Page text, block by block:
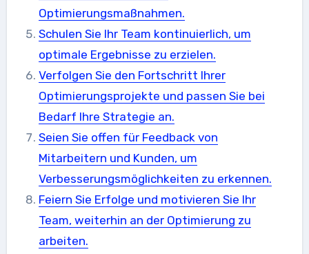
Optimierungsmaßnahmen.
Schulen Sie Ihr Team kontinuierlich, um
optimale Ergebnisse zu erzielen.
Verfolgen Sie den Fortschritt Ihrer
Optimierungsprojekte und passen Sie bei
Bedarf Ihre Strategie an.
Seien Sie offen für Feedback von
Mitarbeitern und Kunden, um
Verbesserungsmöglichkeiten zu erkennen.
Feiern Sie Erfolge und motivieren Sie Ihr
Team, weiterhin an der Optimierung zu
arbeiten.